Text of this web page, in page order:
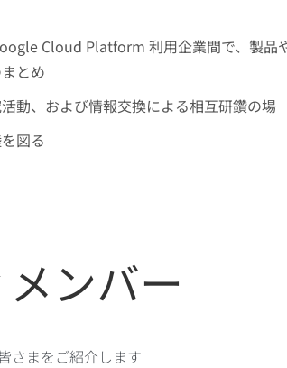
Cloud Platform 利用企業間で、製品
とめ
動、および情報交換による相互研鑽の場
図る
ンバー
さまをご紹介します